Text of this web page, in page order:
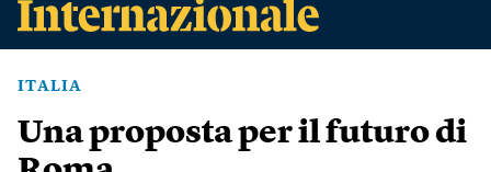
ITALIA
Una proposta per il futuro di